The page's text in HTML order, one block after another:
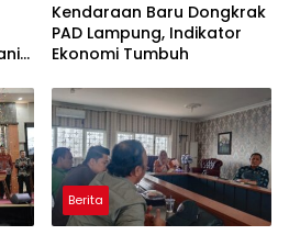
Kendaraan Baru Dongkrak
PAD Lampung, Indikator
Ekonomi Tumbuh
Berita